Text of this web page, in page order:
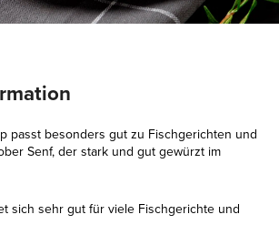
passt besonders gut zu Fischgerichten und
Senf, der stark und gut gewürzt im
sich sehr gut für viele Fischgerichte und